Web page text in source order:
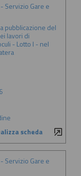
Servizio Gare e
pubblicazione del
lavori di
- Lotto I - nel
scheda
Servizio Gare e